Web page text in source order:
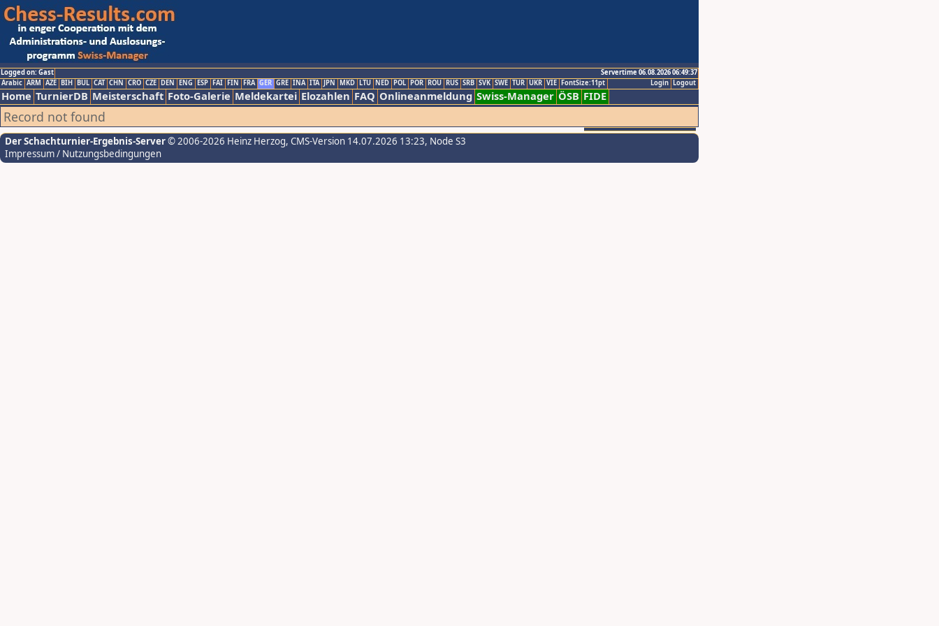
Logged on: Gast
Servertime 06.08.2026 06:49:37
Logout
Login
Arabic ARM AZE BIH BUL CAT CHN CRO CZE DEN ENG ESP FAI FIN FRA GER GRE INA ITA JPN MKD LTU NED POL POR ROU RUS SRB SVK SWE TUR UKR VIE FontSize:11pt
Home TurnierDB Meisterschaft Foto-Galerie Meldekartei Elozahlen FAQ Onlineanmeldung Swiss-Manager ÖSB FIDE
Record not found
Der Schachturnier-Ergebnis-Server© 2006-2026 Heinz Herzog, CMS-Version 14.07.2026 13:23, Node S3
Impressum / Nutzungsbedingungen